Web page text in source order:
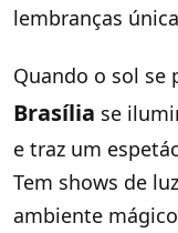
lembranças
Quando o sol se
Brasília se
e traz um
Tem shows de
ambiente